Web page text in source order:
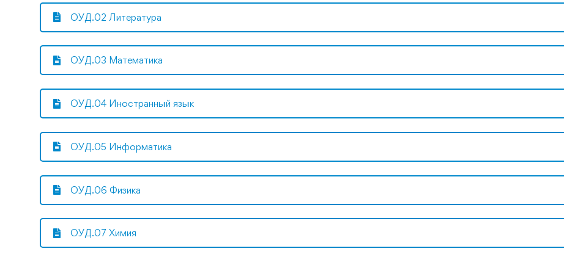
ОУД.02 Литература
ОУД.03 Математика
ОУД.04 Иностранный язык
ОУД.05 Информатика
ОУД.06 Физика
ОУД.07 Химия